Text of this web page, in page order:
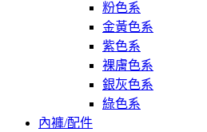
粉色系
金黃色系
紫色系
裸膚色系
銀灰色系
綠色系
內褲/配件